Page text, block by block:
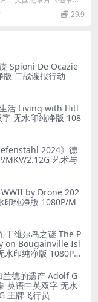
》英语中英双字
版 1080P/MKV/1.35
带Cassette: A Docume
29.9
Spioni De Ocazie
版 二战谍报行动
活 Living with Hitl
无水印纯净版 108
2024》德
MKV/2.12G 艺术与
by Drone 202
印纯净版 1080P/M
干维尔岛之谜 The P
on Bougainville Isl
水印纯净版 1080P/
兰德的遗产 Adolf G
英语中英双字 无水
王牌飞行员